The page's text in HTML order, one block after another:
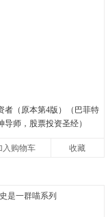
者（原本第4版）（巴菲特
导师，股票投资圣经）
入购物车 收藏